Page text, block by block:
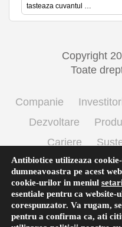
Copyright
Toate
Companie
Dezvoltare
Cariere
Termeni si conditii
Prelucrarea
Antibiotice utilizeaza
dumneavoastra pe acest
cookie-urilor in meniul
esentiale pentru ca website-
corespunzator. Va rugam,
pentru a confirma ca, ati